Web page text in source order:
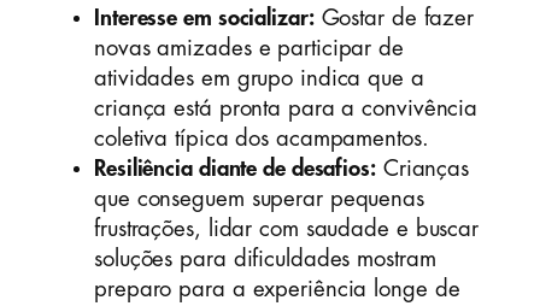
Interesse em socializar:Gostar de fazer
novas amizades e participar de
atividades em grupo indica que a
criança está pronta para a convivência
coletiva típica dos acampamentos.
Resiliência diante de desafios:Crianças
que conseguem superar pequenas
frustrações, lidar com saudade e buscar
soluções para dificuldades mostram
preparo para a experiência longe de